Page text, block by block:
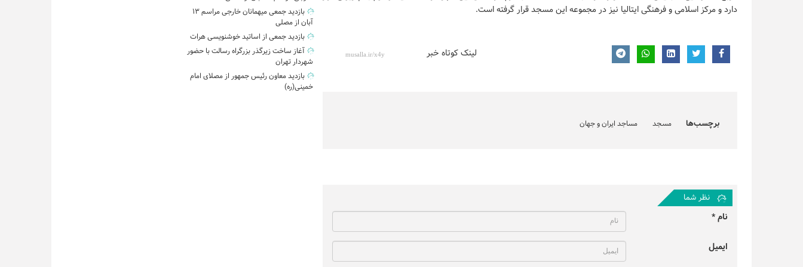
دارد و مرکز اسلامی و فرهنگی ایتالیا نیز در مجموعه این مسجد قرار گرفته‌ است.
لینک کوتاه خبر
برچسب‌ها مسجد مساجد ایران و جهان
نظر شما
نام *
ایمیل
بازدید جمعی میهمانان خارجی مراسم ۱۳
آبان از مصلی
بازدید جمعی از اساتید خوشنویسی هرات
آغاز ساخت زیرگذر بزرگراه رسالت با حضور
شهردار تهران
بازدید معاون رئیس جمهور از مصلای امام
خمینی(ره)